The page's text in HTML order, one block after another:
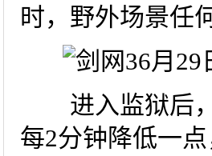
时，野外场景任
进入监狱后，
每2分钟降低一